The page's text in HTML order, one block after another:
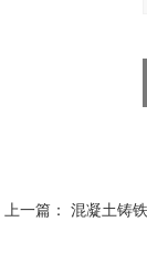
上一篇： 混凝土铸铁试